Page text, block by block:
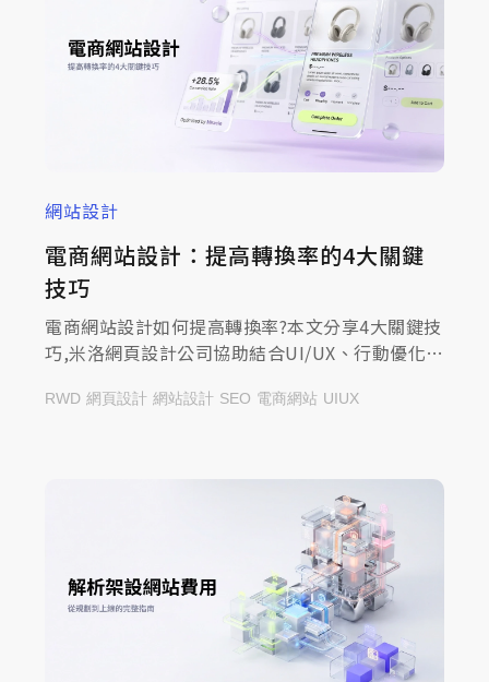
網站設計
電商網站設計：提高轉換率的4大關鍵
技巧
電商網站設計如何提高轉換率?本文分享4大關鍵技
巧,米洛網頁設計公司協助結合UI/UX、行動優化與
RWD 網頁設計 網站設計 SEO 電商網站 UIUX